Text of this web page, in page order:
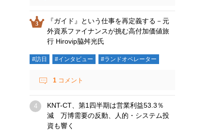
『ガイド』という仕事を再定義する－元
外資系ファイナンスが挑む高付加価値旅
行 Hirovip脇舛光氏
#訪日 #インタビュー #ランドオペレーター
1 コメント
KNT-CT、第1四半期は営業利益53.3％
減 万博需要の反動、人的・システム投
資も響く